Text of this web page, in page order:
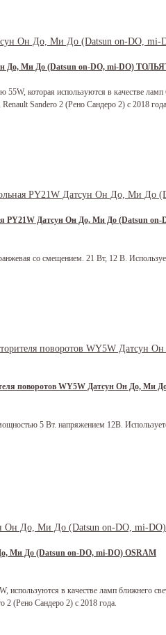
До, Ми До (Datsun on-DO, mi-DO)
которая используются в качестве ламп
Sandero 2 (Рено Сандеро 2) с 2018
PY21W Датсун Он До, Ми До (Datsun on-
со смещением. 21 Вт, 12 В.
поворотов WY5W Датсун Он До, Ми
5 Вт. напряжением 12В.
Ми До (Datsun on-DO, mi-DO) OSRAM
в качестве ламп ближнего
2 (Рено Сандеро 2) с 2018 года.